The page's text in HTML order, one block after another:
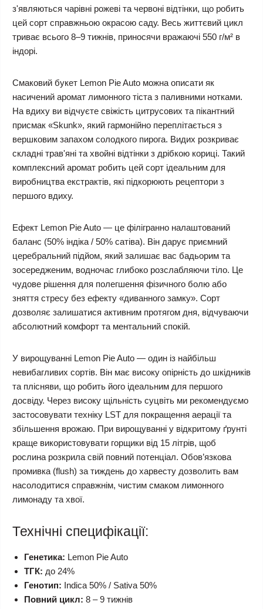
з'являються чарівні рожеві та червоні відтінки, що робить
цей сорт справжньою окрасою саду. Весь життєвий цикл
триває всього 8–9 тижнів, приносячи вражаючі 550 г/м² в
індорі.
Смаковий букет Lemon Pie Auto можна описати як
насичений аромат лимонного тіста з паливними нотками.
На вдиху ви відчуєте свіжість цитрусових та пікантний
присмак «Skunk», який гармонійно переплітається з
вершковим запахом солодкого пирога. Видих розкриває
складні трав'яні та хвойні відтінки з дрібкою кориці. Такий
комплексний аромат робить цей сорт ідеальним для
виробництва екстрактів, які підкорюють рецептори з
першого вдиху.
Ефект Lemon Pie Auto — це філігранно налаштований
баланс (50% індіка / 50% сатіва). Він дарує приємний
церебральний підйом, який залишає вас бадьорим та
зосередженим, водночас глибоко розслабляючи тіло. Це
чудове рішення для полегшення фізичного болю або
зняття стресу без ефекту «диванного замку». Сорт
дозволяє залишатися активним протягом дня, відчуваючи
абсолютний комфорт та ментальний спокій.
У вирощуванні Lemon Pie Auto — один із найбільш
невибагливих сортів. Він має високу опірність до шкідників
та плісняви, що робить його ідеальним для першого
досвіду. Через високу щільність суцвіть ми рекомендуємо
застосовувати техніку LST для покращення аерації та
збільшення врожаю. При вирощуванні у відкритому ґрунті
краще використовувати горщики від 15 літрів, щоб
рослина розкрила свій повний потенціал. Обов’язкова
промивка (flush) за тиждень до харвесту дозволить вам
насолодитися справжнім, чистим смаком лимонного
лимонаду та хвої.
Технічні специфікації:
Генетика: Lemon Pie Auto
ТГК: до 24%
Генотип: Indica 50% / Sativa 50%
Повний цикл: 8 – 9 тижнів